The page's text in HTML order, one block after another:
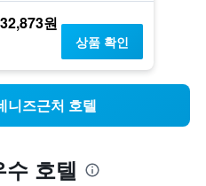
원
상품 확인
니즈근처 호텔
호텔